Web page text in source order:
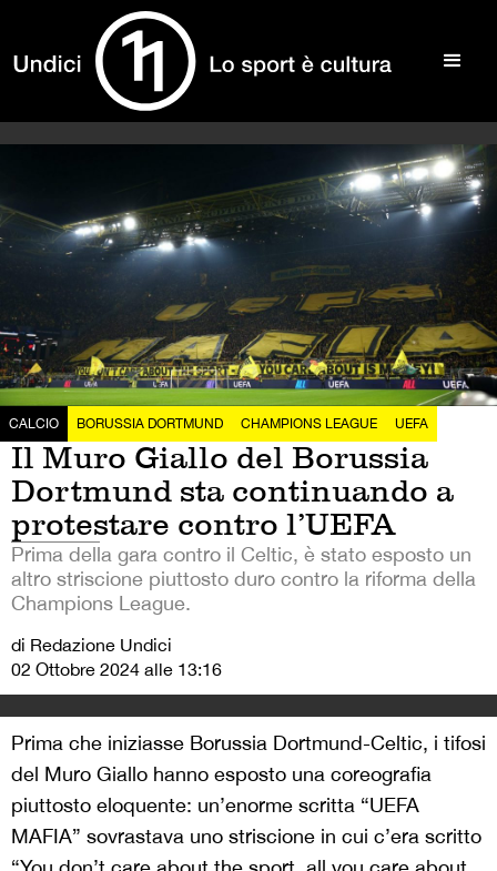
CALCIO BORUSSIA DORTMUND CHAMPIONS LEAGUE UEFA
Il Muro Giallo del Borussia
Dortmund sta continuando a
protestare contro l’UEFA
Prima della gara contro il Celtic, è stato esposto un
altro striscione piuttosto duro contro la riforma della
Champions League.
di Redazione Undici
02 Ottobre 2024 alle 13:16
Prima che iniziasse Borussia Dortmund-Celtic, i tifosi
del Muro Giallo hanno esposto una coreografia
piuttosto eloquente: un’enorme scritta “UEFA
MAFIA” sovrastava uno striscione in cui c’era scritto